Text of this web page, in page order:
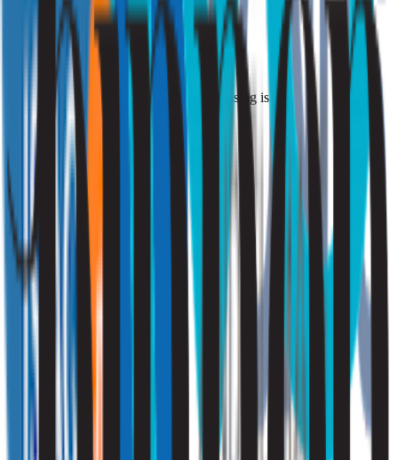
Hulp nodig?
Druk op de button die voor u van toepassing is
Ik ben particulier
Klik hier
Ik ben zakelijk
Vraag een offerte aan